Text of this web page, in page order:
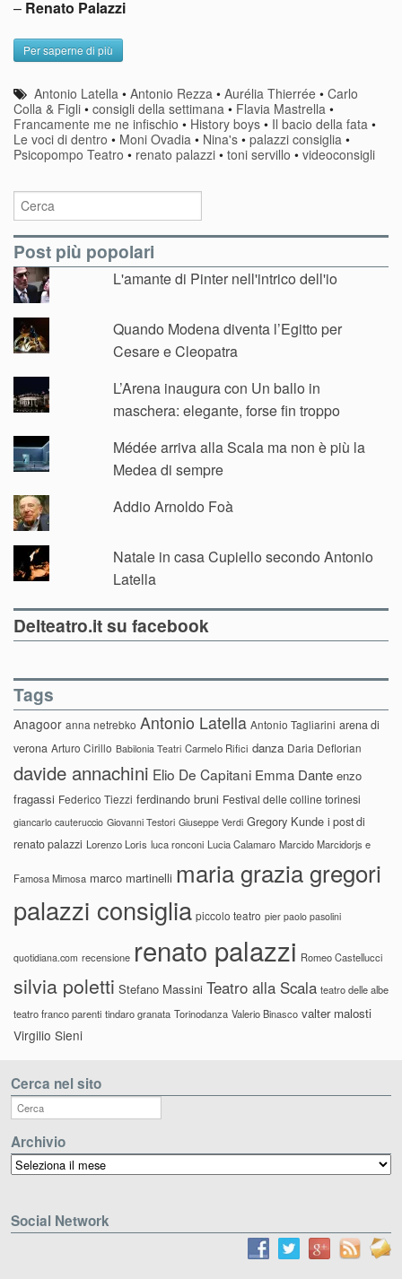
– Renato Palazzi
Per saperne di più
Antonio Latella •Antonio Rezza •Aurélia Thierrée •Carlo
Colla & Figli • consigli della settimana • Flavia Mastrella •
Francamente me ne infischio • History boys • Il bacio della fata •
Le voci di dentro • Moni Ovadia • Nina's • palazzi consiglia •
Psicopompo Teatro • renato palazzi • toni servillo • videoconsigli
Post più popolari
L'amante di Pinter nell'intrico dell'io
Quando Modena diventa l’Egitto per
Cesare e Cleopatra
L’Arena inaugura con Un ballo in
maschera: elegante, forse fin troppo
Médée arriva alla Scala ma non è più la
Medea di sempre
Addio Arnoldo Foà
Natale in casa Cupiello secondo Antonio
Latella
Delteatro.it su facebook
Tags
Anagoor anna netrebko Antonio Latella Antonio Tagliarini arena di
verona Arturo Cirillo Babilonia Teatri Carmelo Rifici danza Daria Deflorian
davide annachini Elio De Capitani Emma Dante enzo
fragassi Federico Tiezzi ferdinando bruni Festival delle colline torinesi
giancarlo cauteruccio Giovanni Testori Giuseppe Verdi Gregory Kunde i post di
renato palazzi Lorenzo Loris luca ronconi Lucia Calamaro Marcido Marcidorjs e
Famosa Mimosa marco martinelli maria grazia gregori
palazzi consiglia piccolo teatro pier paolo pasolini
quotidiana.com recensione renato palazzi Romeo Castellucci
silvia poletti Stefano Massini Teatro alla Scala teatro delle albe
teatro franco parenti tindaro granata Torinodanza Valerio Binasco valter malosti
Virgilio Sieni
Cerca nel sito
Archivio
Archivio
Social Network